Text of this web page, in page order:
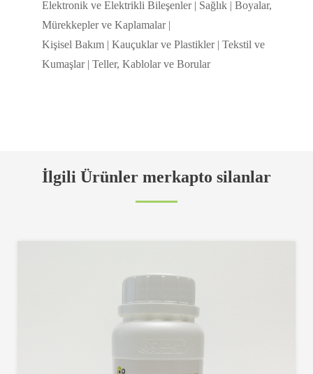
Elektronik ve Elektrikli Bileşenler | Sağlık | Boyalar,
Mürekkepler ve Kaplamalar |
Kişisel Bakım | Kauçuklar ve Plastikler | Tekstil ve
Kumaşlar | Teller, Kablolar ve Borular
İlgili Ürünler merkapto silanlar